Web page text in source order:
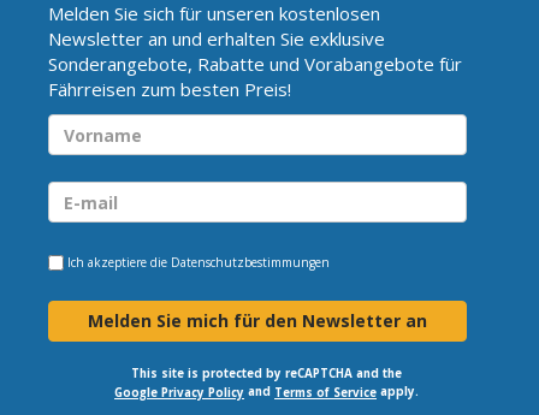
Melden Sie sich für unseren kostenlosen
Newsletter an und erhalten Sie exklusive
Sonderangebote, Rabatte und Vorabangebote für
Fährreisen zum besten Preis!
Ich akzeptiere die Datenschutzbestimmungen
Melden Sie mich für den Newsletter an
This site is protected by reCAPTCHA and the
Google Privacy Policy and Terms of Service apply.